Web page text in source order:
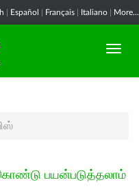
Español Français Italiano More...
பயன்படுத்தலாம்